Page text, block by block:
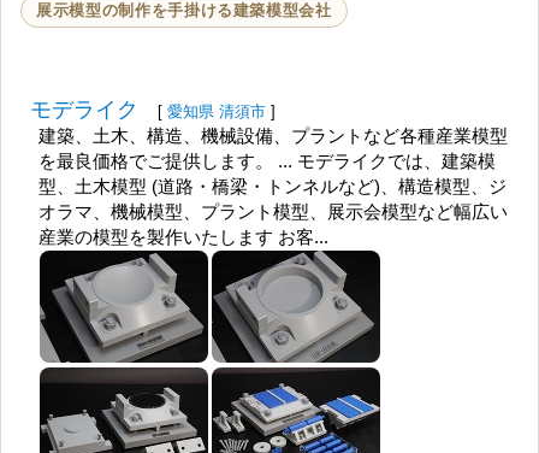
展示模型の制作を手掛ける建築模型会社
モデライク [ 愛知県 清須市 ]
建築、土木、構造、機械設備、プラントなど各種産業模型
を最良価格でご提供します。 ... モデライクでは、建築模
型、土木模型 (道路・橋梁・トンネルなど)、構造模型、ジ
オラマ、機械模型、プラント模型、展示会模型など幅広い
産業の模型を製作いたします お客...